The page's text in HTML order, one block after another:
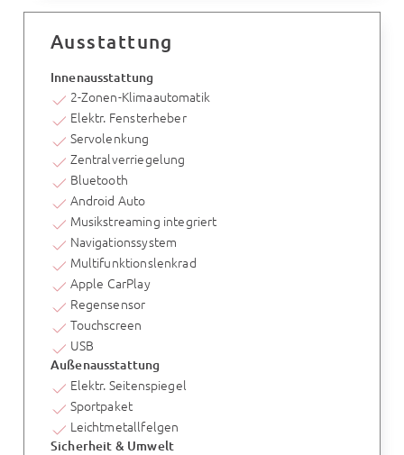
Ausstattung
Innenausstattung
2-Zonen-Klimaautomatik
Elektr. Fensterheber
Servolenkung
Zentralverriegelung
Bluetooth
Android Auto
Musikstreaming integriert
Navigationssystem
Multifunktionslenkrad
Apple CarPlay
Regensensor
Touchscreen
USB
Außenausstattung
Elektr. Seitenspiegel
Sportpaket
Leichtmetallfelgen
Sicherheit & Umwelt